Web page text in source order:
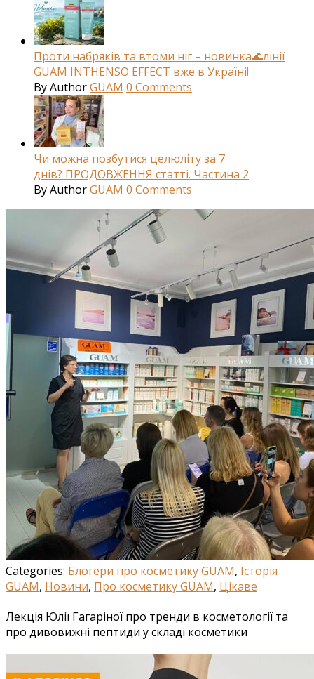
Проти набряків та втоми ніг – новинка🌊лінії
GUAM INTHENSO EFFECT вже в Україні!
ByAuthorGUAM 0 Comments
Чи можна позбутися целюліту за 7
днів? ПРОДОВЖЕННЯ статті. Частина 2
ByAuthorGUAM 0 Comments
Categories: Блогери про косметику GUAM, Історія
GUAM, Новини, Про косметику GUAM, Цікаве
Лекція Юлії Гагаріної про тренди в косметології та
про дивовижні пептиди у складі косметики